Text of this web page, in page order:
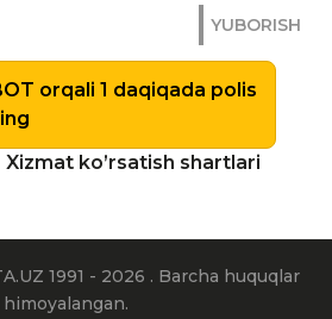
YUBORISH
orqali 1 daqiqada polis
Xizmat ko’rsatish shartlari
1991 - 2026 . Barcha huquqlar
himoyalangan.